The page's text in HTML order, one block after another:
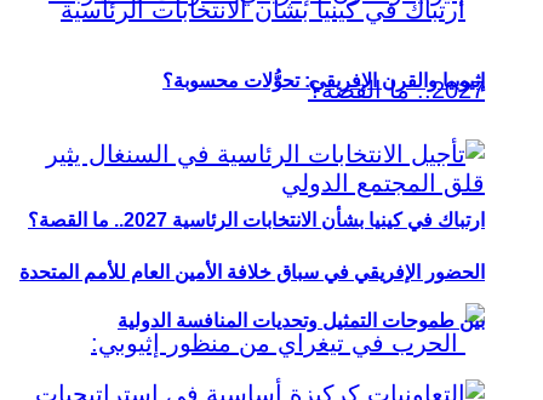
ارتباك في كينيا بشأن الانتخابات الرئاسية 2027.. ما القصة؟
إثيوبيا والقرن الإفريقي: تحوُّلات محسوبة؟
الحضور الإفريقي في سباق خلافة الأمين العام للأمم المتحدة
بين طموحات التمثيل وتحديات المنافسة الدولية